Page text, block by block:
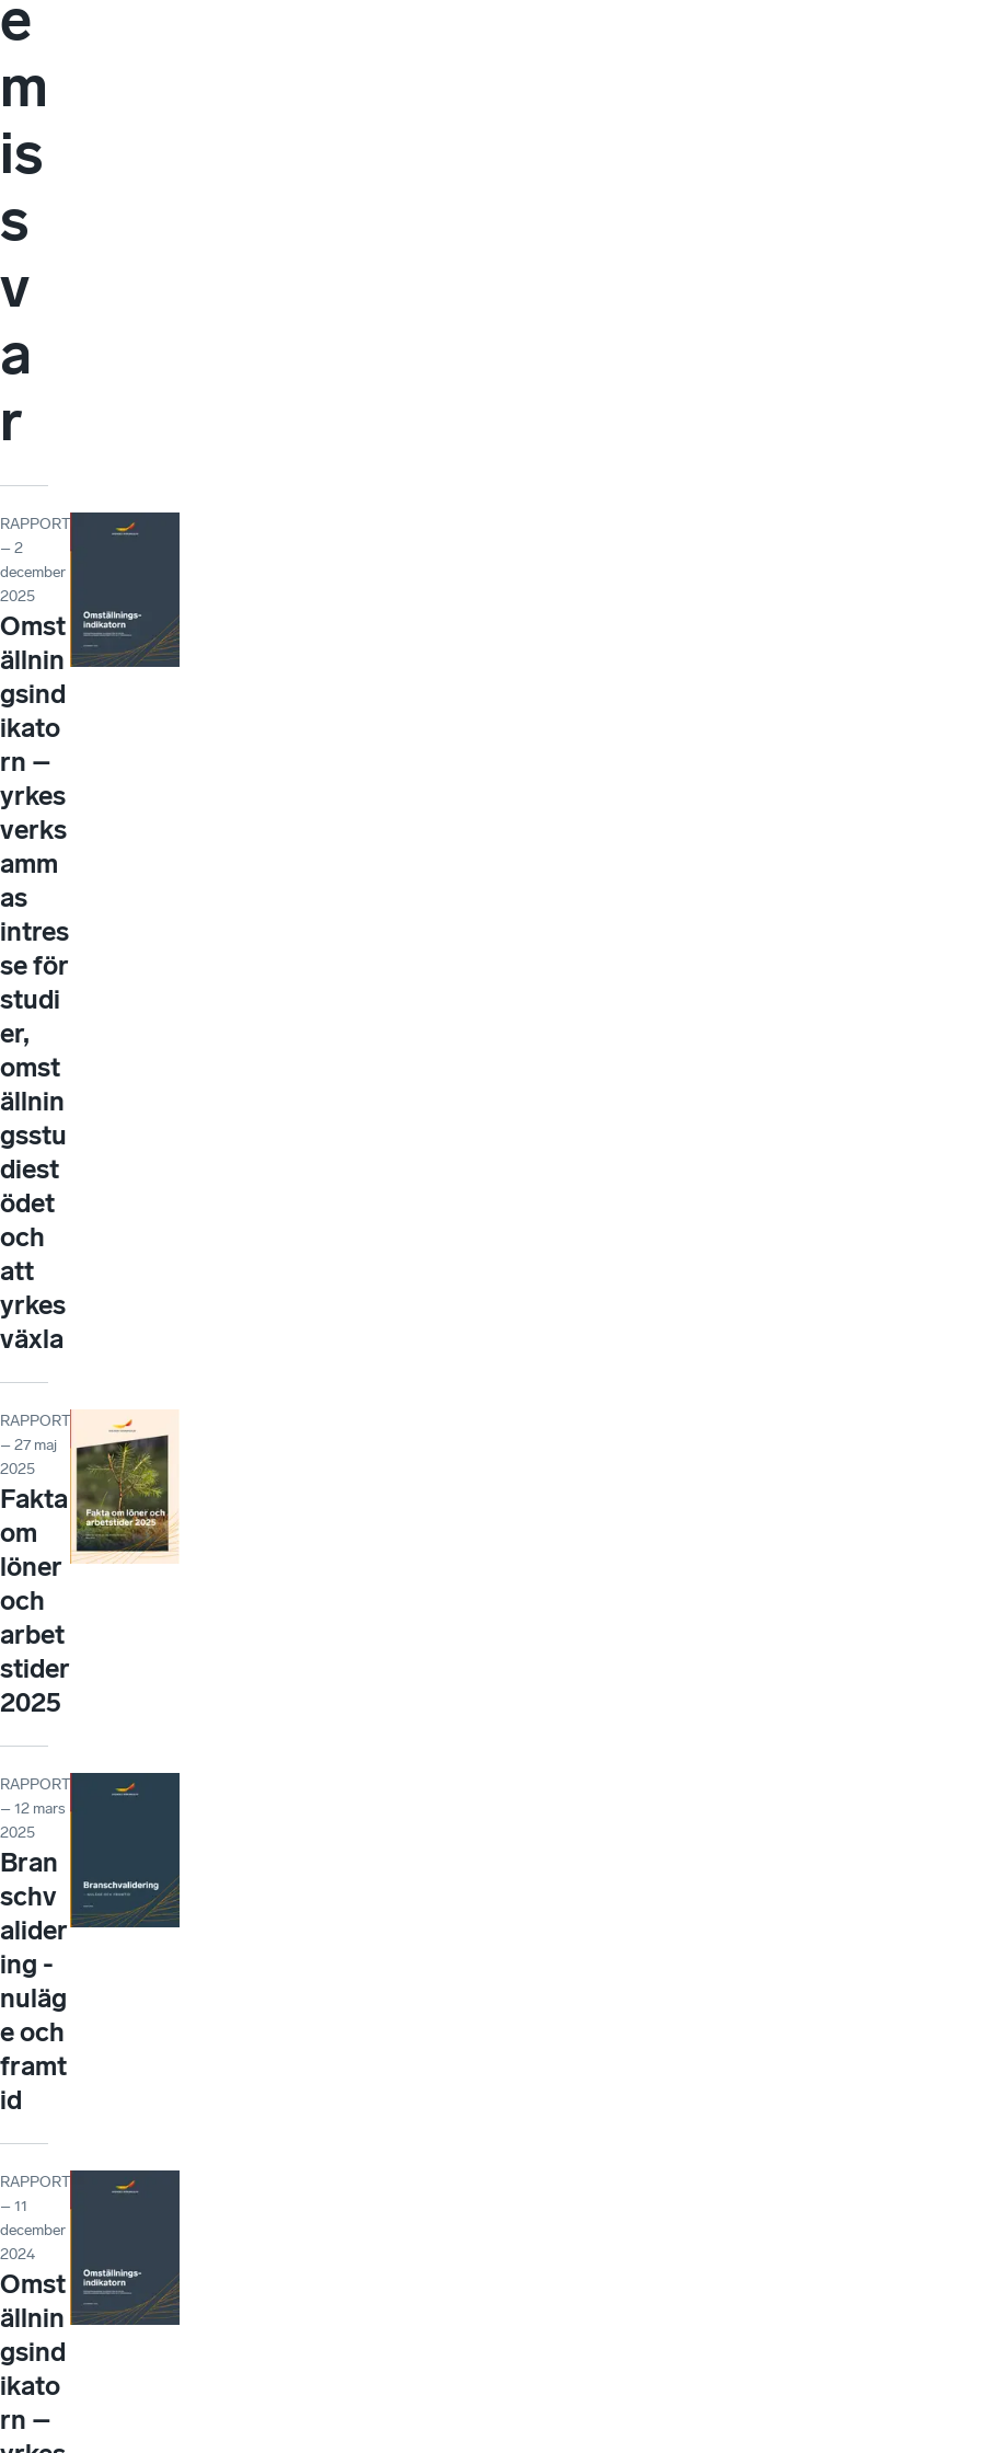
e
m
is
s
v
a
r
RAPPORT
– 2
december
2025
Omst
ällnin
gsind
ikato
rn –
yrkes
verks
amm
as
intres
se för
studi
er,
omst
ällnin
gsstu
diest
ödet
och
att
yrkes
växla
RAPPORT
– 27 maj
2025
Fakta
om
löner
och
arbet
stider
2025
RAPPORT
– 12 mars
2025
Bran
schv
alider
ing -
nuläg
e och
framt
id
RAPPORT
– 11
december
2024
Omst
ällnin
gsind
ikato
rn –